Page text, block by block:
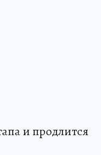
и продлится